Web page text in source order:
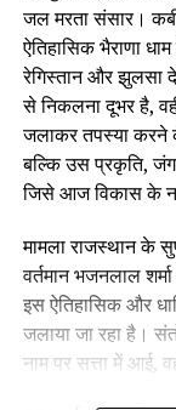
जल मरता संसार।
ऐतिहासिक भैराणा
रेगिस्तान और झुलसा
से निकलना दूभर है,
जलाकर तपस्या करने
बल्कि उस प्रकृति,
जिसे आज विकास के
मामला राजस्थान के
वर्तमान भजनलाल
इस ऐतिहासिक और
जलाया जा रहा है।
नाम पर सत्ता में आई,